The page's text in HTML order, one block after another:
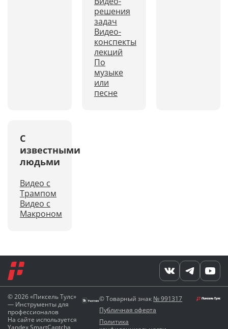
решения
задач
Видео-
конспекты
лекций
По
музыке
или
песне
С
известными
людьми
Видео с
Трампом
Видео с
Макроном
© 2026 «Пиксель Тулс»
— Инструменты для
профессионалов
На сайте используется
Yandex SmartCaptcha
© Товарный знак № 991317
Публичная оферта
Политика